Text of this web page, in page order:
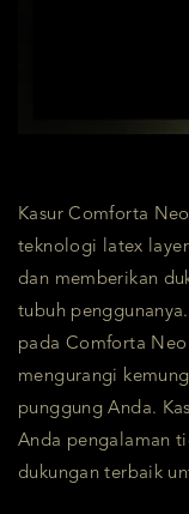
Kasur Comforta
teknologi latex
dan memberikan
tubuh
pada Comforta Neo
mengurangi
punggung Anda.
Anda pengalaman
dukungan terbaik